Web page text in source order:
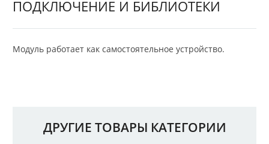
ПОДКЛЮЧЕНИЕ И БИБЛИОТЕКИ
Модуль работает как самостоятельное устройство.
ДРУГИЕ ТОВАРЫ КАТЕГОРИИ